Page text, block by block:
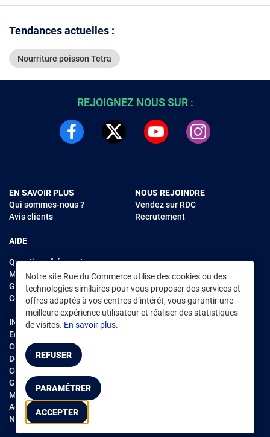
Tendances actuelles :
Nourriture poisson Tetra
Notre site Rue du Commerce utilise des cookies ou des
technologies similaires pour vous proposer des services et
offres adaptés à vos centres d’intérêt, vous garantir une
meilleure expérience utilisateur et réaliser des statistiques
de visites. En savoir plus.
REFUSER
PARAMÉTRER
ACCEPTER
REJOIGNEZ NOUS SUR :
EN SAVOIR PLUS
Qui sommes-nous ?
Avis clients
AIDE
Questions fréquentes
Modes de règlements
Garantie et retours
Contacter Rue du Commerce
NOUS REJOINDRE
Vendez sur RDC
Recrutement
INFORMATIONS LÉGALES
Environnement
CGV /CGU Marketplace
Données personnelles
Cookies
Gérer mes cookies
Mentions légales
Accessibilité : non conforme
Notice d'accessibilité